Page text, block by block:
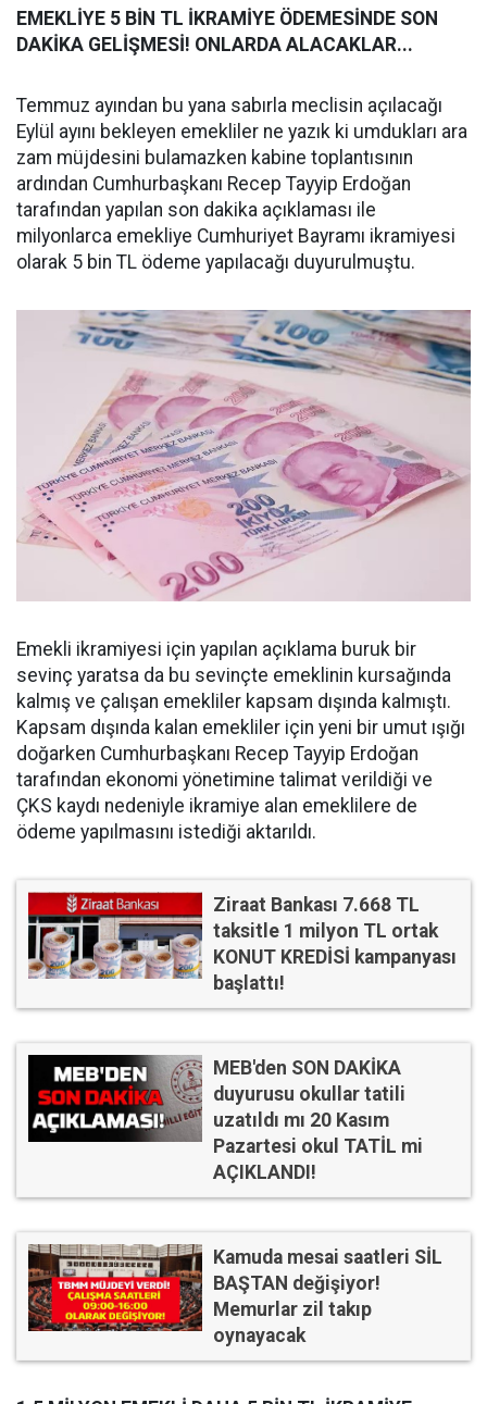
EMEKLİYE 5 BİN TL İKRAMİYE ÖDEMESİNDE SON
DAKİKA GELİŞMESİ! ONLARDA ALACAKLAR...
Temmuz ayından bu yana sabırla meclisin açılacağı
Eylül ayını bekleyen emekliler ne yazık ki umdukları ara
zam müjdesini bulamazken kabine toplantısının
ardından Cumhurbaşkanı Recep Tayyip Erdoğan
tarafından yapılan son dakika açıklaması ile
milyonlarca emekliye Cumhuriyet Bayramı ikramiyesi
olarak 5 bin TL ödeme yapılacağı duyurulmuştu.
Emekli ikramiyesi için yapılan açıklama buruk bir
sevinç yaratsa da bu sevinçte emeklinin kursağında
kalmış ve çalışan emekliler kapsam dışında kalmıştı.
Kapsam dışında kalan emekliler için yeni bir umut ışığı
doğarken Cumhurbaşkanı Recep Tayyip Erdoğan
tarafından ekonomi yönetimine talimat verildiği ve
ÇKS kaydı nedeniyle ikramiye alan emeklilere de
ödeme yapılmasını istediği aktarıldı.
Ziraat Bankası 7.668 TL
taksitle 1 milyon TL ortak
KONUT KREDİSİ kampanyası
başlattı!
MEB'den SON DAKİKA
duyurusu okullar tatili
uzatıldı mı 20 Kasım
Pazartesi okul TATİL mi
AÇIKLANDI!
Kamuda mesai saatleri SİL
BAŞTAN değişiyor!
Memurlar zil takıp
oynayacak